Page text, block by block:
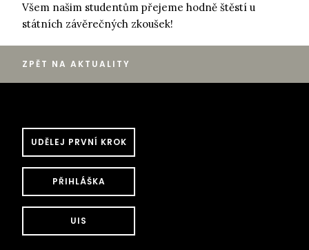
Všem našim studentům přejeme hodně štěstí u
státních závěrečných zkoušek!
ZPĚT NA AKTUALITY
UDĚLEJ PRVNÍ KROK
PŘIHLÁŠKA
UIS